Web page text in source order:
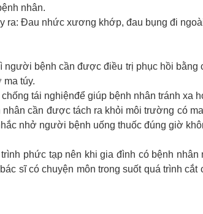
nhân.
ra: Đau nhức xương khớp, đau bụng đi
người bệnh cần được điều trị phục hồi bằng
ma túy.
tái nghiệnđể giúp bệnh nhân tránh xa
cần được tách ra khỏi môi trường có
nhở người bệnh uống thuốc đúng giờ
phức tạp nên khi gia đình có bệnh
sĩ có chuyện môn trong suốt quá trình